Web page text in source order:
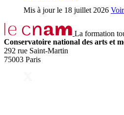
Mis à jour le 18 juillet 2026
La formation
Conservatoire national des arts et
292 rue Saint-Martin
75003 Paris